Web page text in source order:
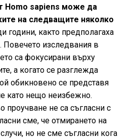
Homo sapiens може да
на следващите няколко
години, както предполагаха
Повечето изследвания в
са фокусирани върху
а когато се разглежда
обикновено се представя
като нещо неизбежно.
проучване не са съгласни с
сме, че отмирането на
но не сме съгласни кога